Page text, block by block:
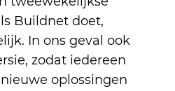
Buildnet doet,
In ons geval ook
zodat iedereen
oplossingen